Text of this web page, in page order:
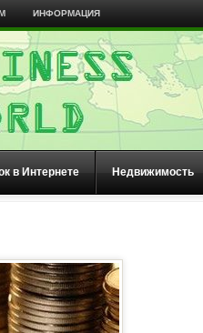
ИНФОРМАЦИЯ
в Интернете Недвижимость